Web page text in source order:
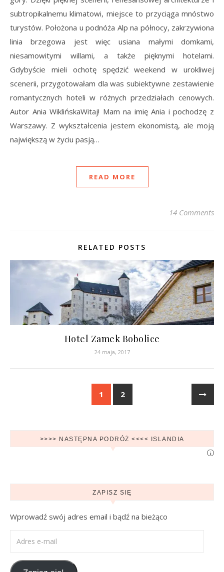
subtropikalnemu klimatowi, miejsce to przyciąga mnóstwo
turystów. Położona u podnóża Alp na północy, zakrzywiona
linia brzegowa jest więc usiana małymi domkami,
niesamowitymi willami, a także pięknymi hotelami.
Gdybyście mieli ochotę spędzić weekend w urokliwej
scenerii, przygotowałam dla was subiektywne zestawienie
romantycznych hoteli w różnych przedziałach cenowych.
Autor Ania WiklińskaWitaj! Mam na imię Ania i pochodzę z
Warszawy. Z wykształcenia jestem ekonomistą, ale moją
największą w życiu pasją…
READ MORE
14 Comments
RELATED POSTS
Hotel Zamek Bobolice
24 maja, 2017
1 2
>>>> NASTĘPNA PODRÓŻ <<<< ISLANDIA
i
ZAPISZ SIĘ
Wprowadź swój adres email i bądź na bieżąco